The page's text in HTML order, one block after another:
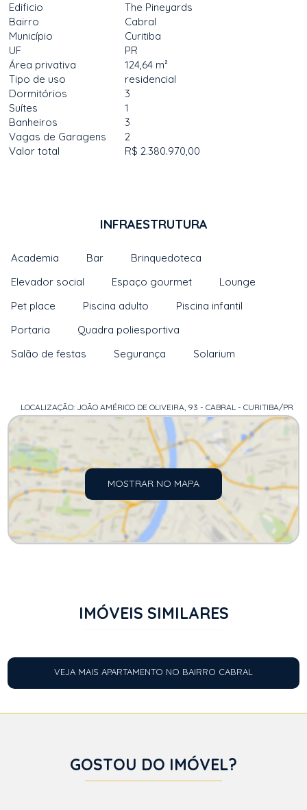
Edificio
The Pineyards
Bairro
Cabral
Município
Curitiba
UF
PR
Área privativa
124,64 m²
Tipo de uso
residencial
Dormitórios
3
Suítes
1
Banheiros
3
Vagas de Garagens
2
Valor total
R$ 2.380.970,00
INFRAESTRUTURA
Academia Bar
Brinquedoteca
Elevador social
Espaço gourmet
Lounge
Pet place
Piscina adulto
Piscina infantil
Portaria
Quadra poliesportiva
Salão de festas
Segurança Solarium
LOCALIZAÇÃO: JOÃO AMÉRICO DE OLIVEIRA, 93 - CABRAL - CURITIBA/PR
MOSTRAR NO MAPA
IMÓVEIS SIMILARES
VEJA MAIS APARTAMENTO NO BAIRRO CABRAL
GOSTOU DO IMÓVEL?